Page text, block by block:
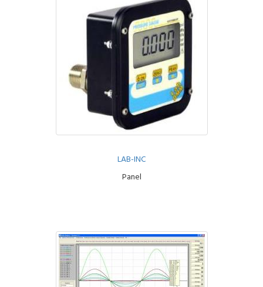
LAB-INC
Panel